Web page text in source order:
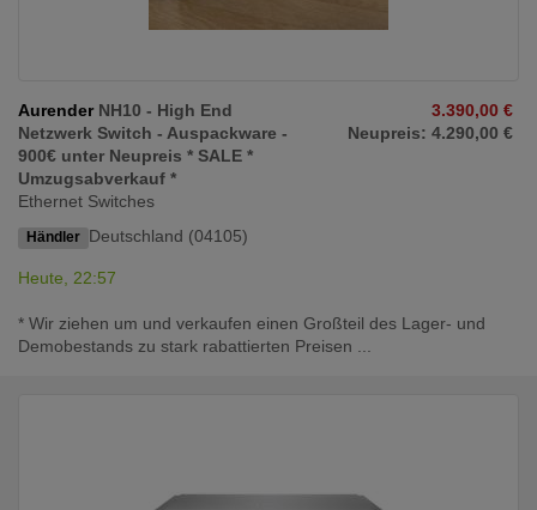
Aurender NH10 - High End
Netzwerk Switch - Auspackware -
900€ unter Neupreis * SALE *
Umzugsabverkauf *
Ethernet Switches
Händler Deutschland (04105)
3.390,00 €
Neupreis: 4.290,00 €
Heute, 22:57
* Wir ziehen um und verkaufen einen Großteil des Lager- und
Demobestands zu stark rabattierten Preisen ...